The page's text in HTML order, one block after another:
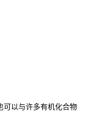
可以与许多有机化合物